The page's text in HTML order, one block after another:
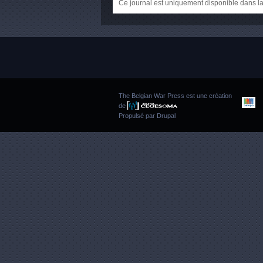
Ce journal est uniquement disponible dans
The Belgian War Press est une création
de
Propulsé par Drupal